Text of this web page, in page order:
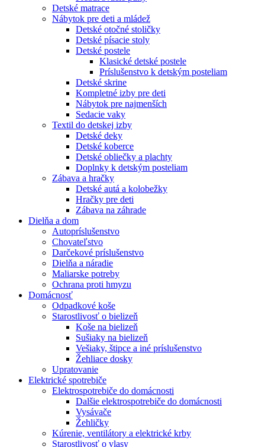
Detské matrace
Nábytok pre deti a mládež
Detské otočné stoličky
Detské písacie stoly
Detské postele
Klasické detské postele
Príslušenstvo k detským posteliam
Detské skrine
Kompletné izby pre deti
Nábytok pre najmenších
Sedacie vaky
Textil do detskej izby
Detské deky
Detské koberce
Detské obliečky a plachty
Doplnky k detským posteliam
Zábava a hračky
Detské autá a kolobežky
Hračky pre deti
Zábava na záhrade
Dielňa a dom
Autopríslušenstvo
Chovateľstvo
Darčekové príslušenstvo
Dielňa a náradie
Maliarske potreby
Ochrana proti hmyzu
Domácnosť
Odpadkové koše
Starostlivosť o bielizeň
Koše na bielizeň
Sušiaky na bielizeň
Vešiaky, štipce a iné príslušenstvo
Žehliace dosky
Upratovanie
Elektrické spotrebiče
Elektrospotrebiče do domácnosti
Dalšie elektrospotrebiče do domácnosti
Vysávače
Žehličky
Kúrenie, ventilátory a elektrické krby
Starostlivosť o vlasy